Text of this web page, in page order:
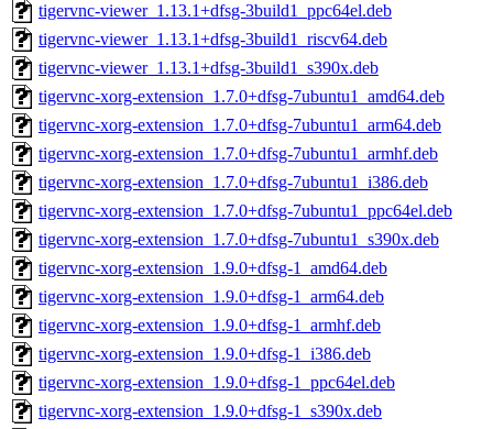
tigervnc-viewer_1.13.1+dfsg-3build1_ppc64el.deb
tigervnc-viewer_1.13.1+dfsg-3build1_riscv64.deb
tigervnc-viewer_1.13.1+dfsg-3build1_s390x.deb
tigervnc-xorg-extension_1.7.0+dfsg-7ubuntu1_amd64.deb
tigervnc-xorg-extension_1.7.0+dfsg-7ubuntu1_arm64.deb
tigervnc-xorg-extension_1.7.0+dfsg-7ubuntu1_armhf.deb
tigervnc-xorg-extension_1.7.0+dfsg-7ubuntu1_i386.deb
tigervnc-xorg-extension_1.7.0+dfsg-7ubuntu1_ppc64el.deb
tigervnc-xorg-extension_1.7.0+dfsg-7ubuntu1_s390x.deb
tigervnc-xorg-extension_1.9.0+dfsg-1_amd64.deb
tigervnc-xorg-extension_1.9.0+dfsg-1_arm64.deb
tigervnc-xorg-extension_1.9.0+dfsg-1_armhf.deb
tigervnc-xorg-extension_1.9.0+dfsg-1_i386.deb
tigervnc-xorg-extension_1.9.0+dfsg-1_ppc64el.deb
tigervnc-xorg-extension_1.9.0+dfsg-1_s390x.deb